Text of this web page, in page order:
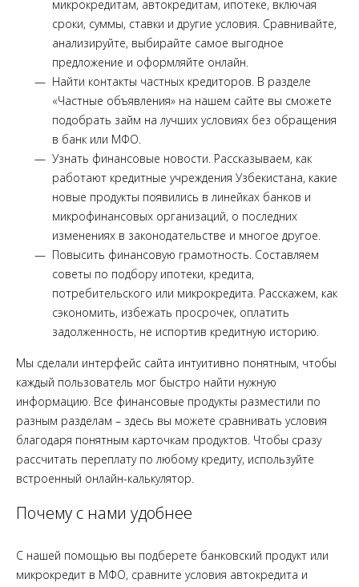
микрокредитам, автокредитам, ипотеке, включая
сроки, суммы, ставки и другие условия. Сравнивайте,
анализируйте, выбирайте самое выгодное
предложение и оформляйте онлайн.
Найти контакты частных кредиторов. В разделе
«Частные объявления» на нашем сайте вы сможете
подобрать займ на лучших условиях без обращения
в банк или МФО.
Узнать финансовые новости. Рассказываем, как
работают кредитные учреждения Узбекистана, какие
новые продукты появились в линейках банков и
микрофинансовых организаций, о последних
изменениях в законодательстве и многое другое.
Повысить финансовую грамотность. Составляем
советы по подбору ипотеки, кредита,
потребительского или микрокредита. Расскажем, как
сэкономить, избежать просрочек, оплатить
задолженность, не испортив кредитную историю.
Мы сделали интерфейс сайта интуитивно понятным, чтобы
каждый пользователь мог быстро найти нужную
информацию. Все финансовые продукты разместили по
разным разделам – здесь вы можете сравнивать условия
благодаря понятным карточкам продуктов. Чтобы сразу
рассчитать переплату по любому кредиту, используйте
встроенный онлайн-калькулятор.
Почему с нами удобнее
С нашей помощью вы подберете банковский продукт или
микрокредит в МФО, сравните условия автокредита и